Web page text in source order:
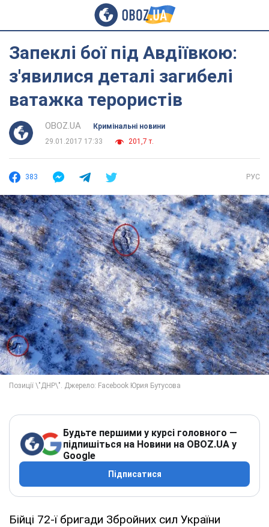
Запеклі бої під Авдіївкою:
з'явилися деталі загибелі
ватажка терористів
OBOZ.UA
Кримінальні новини
29.01.2017 17:33
201,7 т.
383 РУС
Будьте першими у курсі головного —
підпишіться на Новини на OBOZ.UA у
Google
Підписатися
Бійці 72-ї бригади Збройних сил України